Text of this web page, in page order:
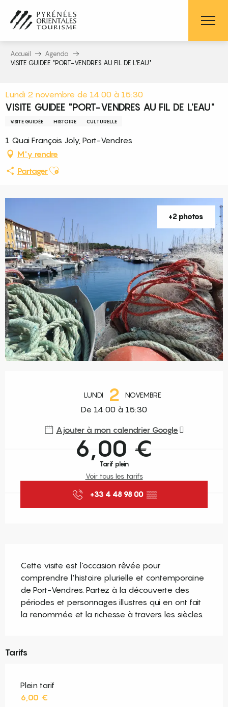
contenu
principal
Accueil
Agenda
VISITE GUIDEE "PORT-VENDRES AU FIL DE L'EAU"
Lundi 2 novembre de 14:00 à 15:30
VISITE GUIDEE "PORT-VENDRES AU FIL DE L'EAU"
VISITE GUIDÉE HISTOIRE CULTURELLE
1 Quai François Joly, Port-Vendres
M'y rendre
PartagerAjouter aux favoris
+2 photos
LUNDI 2 NOVEMBRE
De 14:00 à 15:30
Ajouter à mon calendrier Google
6,00 €
Tarif plein
Voir tous les tarifs
+33 4 48 98 00 ▒▒
Cette visite est l'occasion rêvée pour
comprendre l'histoire plurielle et contemporaine
de Port-Vendres. Partez à la découverte des
périodes et personnages illustres qui en ont fait
la renommée et la richesse à travers les siècles.
Tarifs
Plein tarif
6,00 €